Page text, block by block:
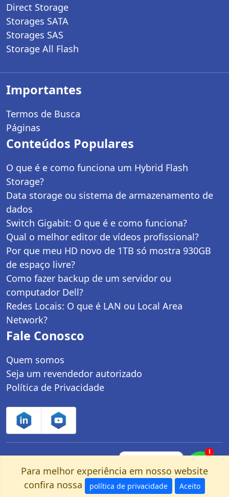
Direct Storage
Storages SATA
Storages SAS
Storage All Flash
Importantes
Termos de Busca
Páginas
Conteúdos Populares
O que é e como funciona um Hybrid Flash
Storage?
Data storage ou sistema de armazenamento de
dados
Switch Gigabit: O que é e como funciona?
Qual o melhor editor de vídeos profissional?
Por que meu HD novo de 1TB só mostra 930GB
de espaço livre?
Como fazer backup de um servidor ou
computador Dell?
Redes Locais: O que é LAN ou Local Area
Network?
Fale Conosco
Quem somos
Seja um revendedor autorizado
Política de Privacidade
Controle Net Tecnologia LTDA | CNPJ:
03.247.280/0001-25 | Av. dos Carinás, 660 -
Moema | São Paulo, SP - CEP: 04086-011
Para melhor experiência em nosso website
confira nossa
política de privacidade Aceito
1
nosso Whatsapp!